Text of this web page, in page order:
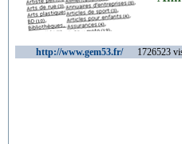
http://www.gem53.fr/1726523